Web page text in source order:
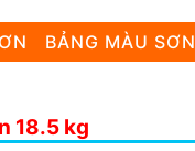
BẢNG MÀU SƠN
18.5 kg